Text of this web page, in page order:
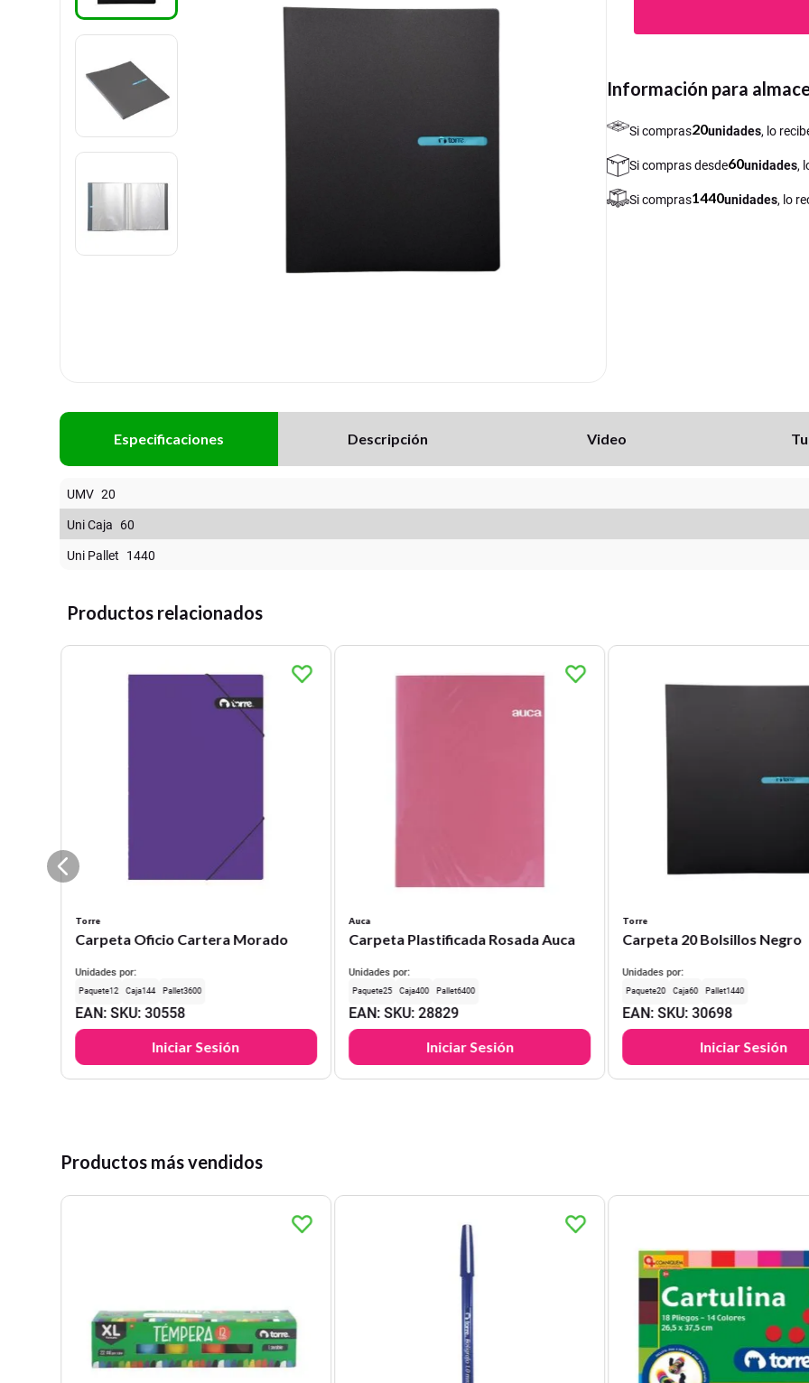
Información para
Si compras20unidades, lo
Si compras desde60unidades,
Si compras1440unidades, lo
Especificaciones Descripción Video
UMV 20
Uni Caja 60
Uni Pallet 1440
Productos relacionados
Torre
Carpeta Oficio Cartera Morado
Unidades por:
12 144 3600
EAN: SKU:30558
Iniciar Sesión
Auca
Carpeta Plastificada Rosada Auca
Unidades por:
25 400 6400
EAN: SKU:28829
Iniciar Sesión
Torre
Carpeta 20 Bolsillos Negro
Unidades por:
20 60 1440
EAN: SKU:30698
Iniciar Sesión
Productos más vendidos
8. harry potter
10 lapiz